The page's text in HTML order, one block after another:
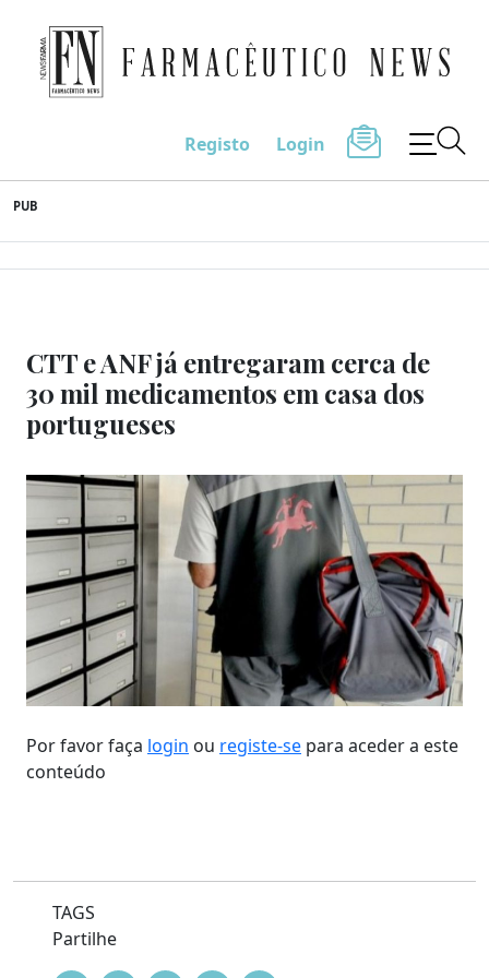
to
content
Farmacêutico News
Registo Login
PUB
CTT e ANF já entregaram cerca de
30 mil medicamentos em casa dos
portugueses
Por favor faça login ou registe-se para aceder a este
conteúdo
TAGS
Partilhe